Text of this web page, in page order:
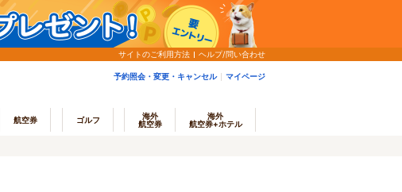
サイトのご利用方法 ヘルプ/問い合わせ
予約照会・変更・キャンセル マイページ
航空券 ゴルフ
海外
航空券
海外
航空券+ホテル